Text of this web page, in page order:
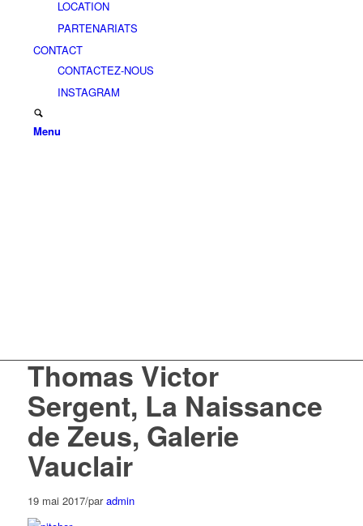
LOCATION
PARTENARIATS
CONTACT
CONTACTEZ-NOUS
INSTAGRAM
Menu
Thomas Victor
Sergent, La Naissance
de Zeus, Galerie
Vauclair
19 mai 2017/paradmin